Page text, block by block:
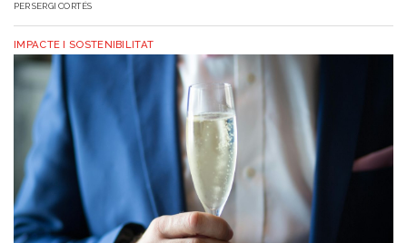
PERSERGI CORTÉS
IMPACTE I SOSTENIBILITAT